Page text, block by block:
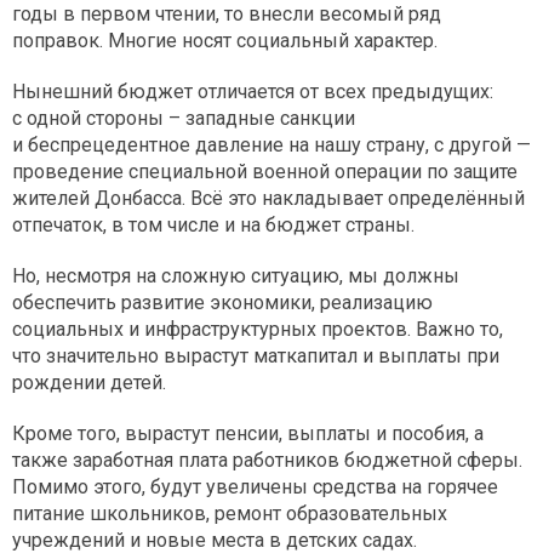
годы в первом чтении, то внесли весомый ряд
поправок. Многие носят социальный характер.
Нынешний бюджет отличается от всех предыдущих:
с одной стороны – западные санкции
и беспрецедентное давление на нашу страну, с другой —
проведение специальной военной операции по защите
жителей Донбасса. Всё это накладывает определённый
отпечаток, в том числе и на бюджет страны.
Но, несмотря на сложную ситуацию, мы должны
обеспечить развитие экономики, реализацию
социальных и инфраструктурных проектов. Важно то,
что значительно вырастут маткапитал и выплаты при
рождении детей.
Кроме того, вырастут пенсии, выплаты и пособия, а
также заработная плата работников бюджетной сферы.
Помимо этого, будут увеличены средства на горячее
питание школьников, ремонт образовательных
учреждений и новые места в детских садах.